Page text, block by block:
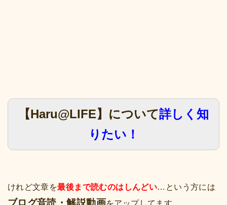
【Haru@LIFE】について詳しく知
りたい！
けれど文章を最後まで読むのはしんどい…という方には
ブログ音読・解説動画をアップしてます。